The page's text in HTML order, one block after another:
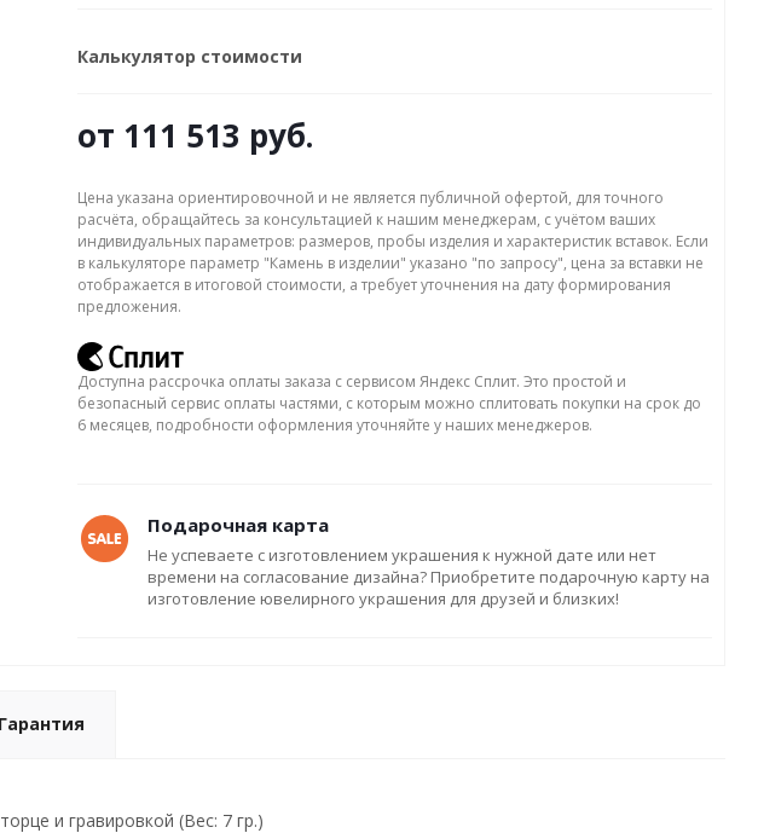
Калькулятор стоимости
от 111 513 руб.
Цена указана ориентировочной и не является публичной офертой, для точного
расчёта, обращайтесь за консультацией к нашим менеджерам, с учётом ваших
индивидуальных параметров: размеров, пробы изделия и характеристик вставок. Если
в калькуляторе параметр "Камень в изделии" указано "по запросу", цена за вставки не
отображается в итоговой стоимости, а требует уточнения на дату формирования
предложения.
Доступна рассрочка оплаты заказа с сервисом Яндекс Сплит. Это простой и
безопасный сервис оплаты частями, с которым можно сплитовать покупки на срок до
6 месяцев, подробности оформления уточняйте у наших менеджеров.
Подарочная карта
Не успеваете с изготовлением украшения к нужной дате или нет
времени на согласование дизайна? Приобретите подарочную карту на
изготовление ювелирного украшения для друзей и близких!
Гарантия
и гравировкой (Вес: 7 гр.)